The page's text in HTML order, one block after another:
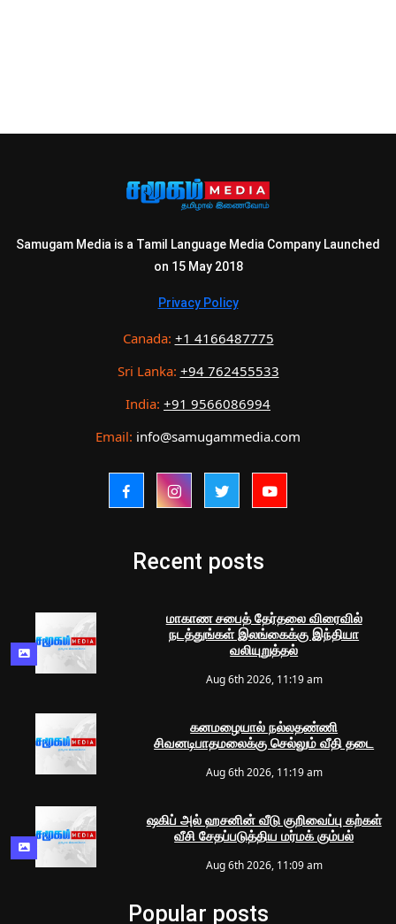
Samugam Media is a Tamil Language Media Company Launched
on 15 May 2018
Privacy Policy
Canada: +1 4166487775
Sri Lanka: +94 762455533
India: +91 9566086994
Email: info@samugammedia.com
Recent posts
மாகாண சபைத் தேர்தலை விரைவில்
நடத்துங்கள் இலங்கைக்கு இந்தியா
வலியுறுத்தல்
Aug 6th 2026, 11:19 am
கனமழையால் நல்லதண்ணி
சிவனடிபாதமலைக்கு செல்லும் வீதி தடை
Aug 6th 2026, 11:19 am
ஷகிப் அல் ஹசனின் வீடு குறிவைப்பு கற்கள்
வீசி சேதப்படுத்திய மர்மக் கும்பல்
Aug 6th 2026, 11:09 am
Popular posts